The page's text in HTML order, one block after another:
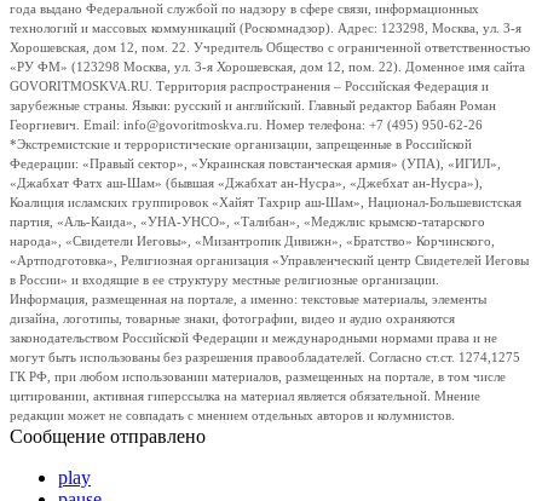
года выдано Федеральной службой по надзору в сфере связи, информационных
технологий и массовых коммуникаций (Роскомнадзор). Адрес: 123298, Москва, ул. 3-я
Хорошевская, дом 12, пом. 22. Учредитель Общество с ограниченной ответственностью
«РУ ФМ» (123298 Москва, ул. 3-я Хорошевская, дом 12, пом. 22). Доменное имя сайта
GOVORITMOSKVA.RU. Территория распространения – Российская Федерация и
зарубежные страны. Языки: русский и английский. Главный редактор Бабаян Роман
Георгиевич. Email: info@govoritmoskva.ru. Номер телефона: +7 (495) 950-62-26
*Экстремистские и террористические организации, запрещенные в Российской
Федерации: «Правый сектор», «Украинская повстанческая армия» (УПА), «ИГИЛ»,
«Джабхат Фатх аш-Шам» (бывшая «Джабхат ан-Нусра», «Джебхат ан-Нусра»),
Коалиция исламских группировок «Хайят Тахрир аш-Шам», Национал-Большевистская
партия, «Аль-Каида», «УНА-УНСО», «Талибан», «Меджлис крымско-татарского
народа», «Свидетели Иеговы», «Мизантропик Дивижн», «Братство» Корчинского,
«Артподготовка», Религиозная организация «Управленческий центр Свидетелей Иеговы
в России» и входящие в ее структуру местные религиозные организации.
Информация, размещенная на портале, а именно: текстовые материалы, элементы
дизайна, логотипы, товарные знаки, фотографии, видео и аудио охраняются
законодательством Российской Федерации и международными нормами права и не
могут быть использованы без разрешения правообладателей. Согласно ст.ст. 1274,1275
ГК РФ, при любом использовании материалов, размещенных на портале, в том числе
цитировании, активная гиперссылка на материал является обязательной. Мнение
редакции может не совпадать с мнением отдельных авторов и колумнистов.
Сообщение отправлено
play